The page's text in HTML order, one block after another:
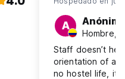
A
Hombre,
Staff doesn’t
orientation of
no hostel life,